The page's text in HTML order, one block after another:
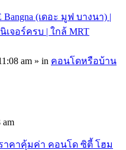
Bangna (เดอะ มูฟ บางนา) |
เจอร์ครบ | ใกล้ MRT
am » in คอนโดหรือบ้าน
am
ราคาคุ้มค่า คอนโด ซิตี้ โฮม